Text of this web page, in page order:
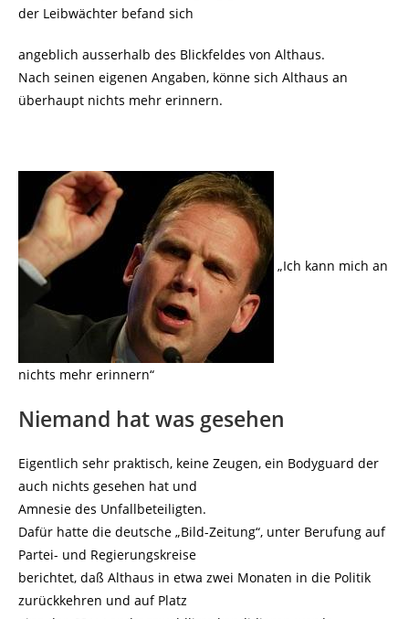
der Leibwächter befand sich
angeblich ausserhalb des Blickfeldes von Althaus.
Nach seinen eigenen Angaben, könne sich Althaus an
überhaupt nichts mehr erinnern.
„Ich kann mich an
nichts mehr erinnern“
Niemand hat was gesehen
Eigentlich sehr praktisch, keine Zeugen, ein Bodyguard der
auch nichts gesehen hat und
Amnesie des Unfallbeteiligten.
Dafür hatte die deutsche „Bild-Zeitung“, unter Berufung auf
Partei- und Regierungskreise
berichtet, daß Althaus in etwa zwei Monaten in die Politik
zurückkehren und auf Platz